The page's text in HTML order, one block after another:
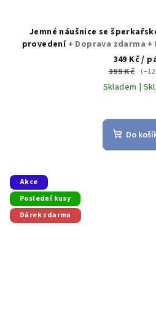
Jemné náušnice se
provedení + Doprava zdarma
349 Kč/
399 Kč
Skladem |
Do
Akce
Poslední kusy
Dárek zdarma